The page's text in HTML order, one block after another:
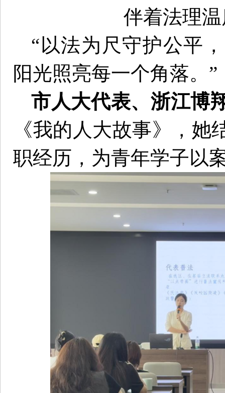
伴着法理
“以法为尺守护公平
阳光照亮每一个角落。”
市人大代表、浙江博
《我的人大故事》，
职经历，为青年学子以